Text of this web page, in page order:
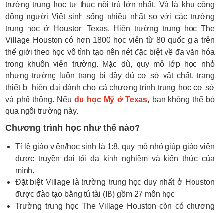
trường trung học tư thục nội trú lớn nhất. Và là khu công
động người Việt sinh sống nhiều nhất so với các trường
trung học ở Houston Texas. Hiện trường trung học The
Village Houston có hơn 1800 học viên từ 80 quốc gia trên
thế giới theo học vô tình tạo nên nét đặc biệt về đa văn hóa
trong khuôn viên trường. Mặc dù, quy mô lớp học nhỏ
nhưng trường luôn trang bị đầy đủ cơ sở vật chất, trang
thiết bị hiện đại dành cho cả chương trình trung học cơ sở
và phổ thông. Nếu du học Mỹ ở Texas, bạn không thể bỏ
qua ngôi trường này.
Chương trình học như thế nào?
Tỉ lệ giáo viên/học sinh là 1:8, quy mô nhỏ giúp giáo viên
được truyền đại tối đa kinh nghiệm và kiến thức của
mình.
Đặt biệt Village là trường trung học duy nhất ở Houston
được đào tạo bằng tú tài (IB) gồm 27 môn học
Trường trung học The Village Houston còn có chương